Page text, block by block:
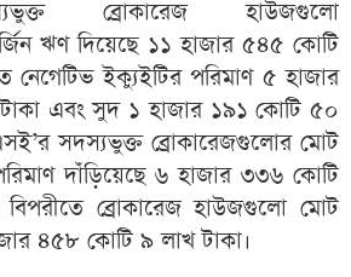
ব্রোকারেজ হাউজগুলো
ঋণ দিয়েছে ১১ হাজার ৫৪৫ কোটি
নেগেটিভ ইক্যুইটির পরিমাণ ৫ হাজার
এবং সুদ ১ হাজার ১৯১ কোটি ৫০
সদস্যভুক্ত ব্রোকারেজগুলোর মোট
দাঁড়িয়েছে ৬ হাজার ৩৩৬ কোটি
ব্রোকারেজ হাউজগুলো মোট
৪৫৮ কোটি ৯ লাখ টাকা।